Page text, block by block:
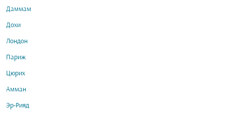
Даммам
Дохи
Лондон
Париж
Цюрих
Амман
Эр-Рияд